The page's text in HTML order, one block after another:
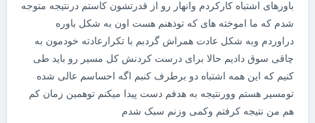
باورهای اشتباه کارکردم وانهار رو از قدرتشون کاستم درنتیجه متوجه
شدم که ما اموخته های که توذهنم هست اون به شکل باوره
دراوردم وبه شکل عادت همراش گردبم با تکرارعادته خودمون به
چاقی سوق دادیم حالا برای درست کردنش کل مسیر رو باید طی
کنیم که این همه اشتباه دو برطرف کنبم اگه احساسم عالی شده
تومسیر هستم وورنتیجه به هدفم دست پیدا میکنم توهمین زمان کم
هم من نتیجه کرفتم وکمی وزنم سبک شدم